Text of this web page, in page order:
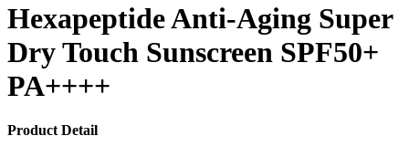
Hexapeptide Anti-Aging Super
Dry Touch Sunscreen SPF50+
PA++++
Product Detail